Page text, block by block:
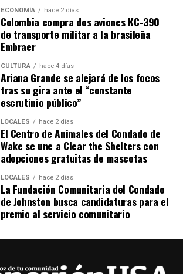
ECONOMÍA hace 2 días
Colombia compra dos aviones KC-390
de transporte militar a la brasileña
Embraer
CULTURA hace 4 días
Ariana Grande se alejará de los focos
tras su gira ante el “constante
escrutinio público”
LOCALES hace 2 días
El Centro de Animales del Condado de
Wake se une a Clear the Shelters con
adopciones gratuitas de mascotas
LOCALES hace 2 días
La Fundación Comunitaria del Condado
de Johnston busca candidaturas para el
premio al servicio comunitario